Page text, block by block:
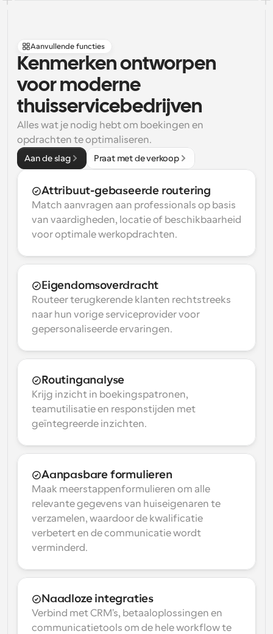
Aanvullende functies
Kenmerken ontworpen
voor moderne
thuisservicebedrijven
Alles wat je nodig hebt om boekingen en
opdrachten te optimaliseren.
Aan de slag Praat met de verkoop
Attribuut-gebaseerde routering
Match aanvragen aan professionals op basis
van vaardigheden, locatie of beschikbaarheid
voor optimale werkopdrachten.
Eigendomsoverdracht
Routeer terugkerende klanten rechtstreeks
naar hun vorige serviceprovider voor
gepersonaliseerde ervaringen.
Routinganalyse
Krijg inzicht in boekingspatronen,
teamutilisatie en responstijden met
geïntegreerde inzichten.
Aanpasbare formulieren
Maak meerstappenformulieren om alle
relevante gegevens van huiseigenaren te
verzamelen, waardoor de kwalificatie
verbetert en de communicatie wordt
verminderd.
Naadloze integraties
Verbind met CRM's, betaaloplossingen en
communicatietools om de hele workflow te